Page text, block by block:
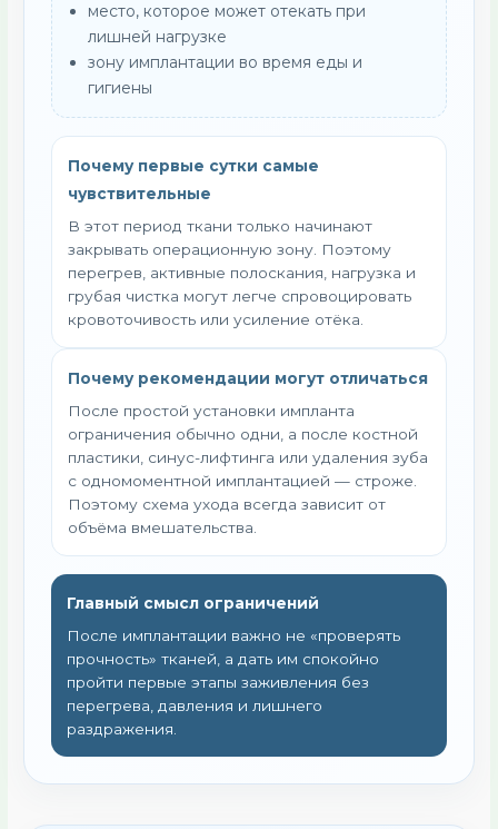
место, которое может отекать при
лишней нагрузке
зону имплантации во время еды и
гигиены
Почему первые сутки самые
чувствительные
В этот период ткани только начинают
закрывать операционную зону. Поэтому
перегрев, активные полоскания, нагрузка и
грубая чистка могут легче спровоцировать
кровоточивость или усиление отёка.
Почему рекомендации могут отличаться
После простой установки импланта
ограничения обычно одни, а после костной
пластики, синус-лифтинга или удаления зуба
с одномоментной имплантацией — строже.
Поэтому схема ухода всегда зависит от
объёма вмешательства.
Главный смысл ограничений
После имплантации важно не «проверять
прочность» тканей, а дать им спокойно
пройти первые этапы заживления без
перегрева, давления и лишнего
раздражения.